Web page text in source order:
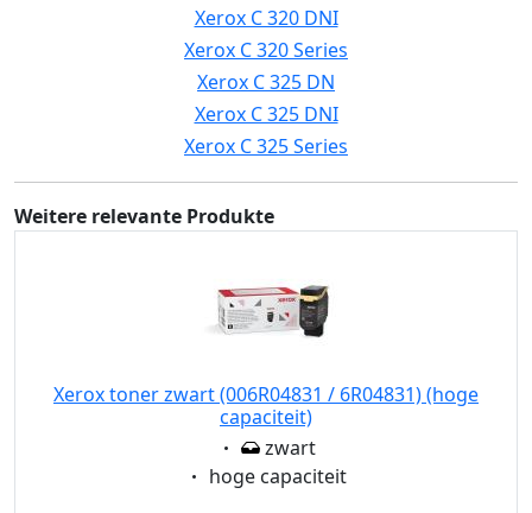
Xerox C 320 DNI
Xerox C 320 Series
Xerox C 325 DN
Xerox C 325 DNI
Xerox C 325 Series
Weitere relevante Produkte
Xerox toner zwart (006R04831 / 6R04831) (hoge
capaciteit)
Eigenschaft:
zwart
Eigenschaft:
hoge capaciteit